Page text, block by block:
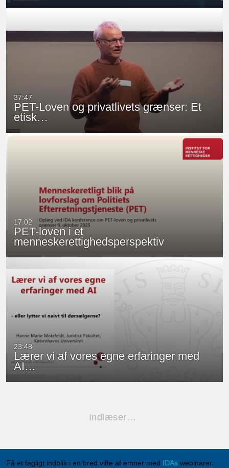
37:47
PET-Loven og privatlivets grænser: Et
etisk…
17:02
PET-loven i et
menneskerettighedsperspektiv
23:48
Lærer vi af vores egne erfaringer med
AI…
Indlæser…
Få et fagligt indblik i en bred vifte af emner med IDAs webinarer.